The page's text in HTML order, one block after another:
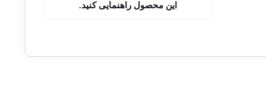
این محصول راهنمایی کنید.